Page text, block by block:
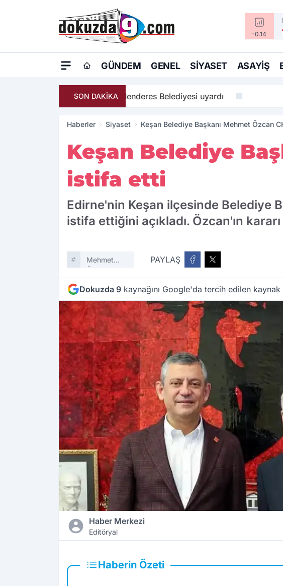
-0.14
GÜNDEM GENEL SIYASET ASAYIŞ
SON DAKİKA 17:17 Türkiye, Suudi Arabistan ve
Haberler Siyaset Keşan Belediye Başkanı Mehmet Özcan
Keşan Belediye
istifa etti
Edirne'nin Keşan ilçesinde Belediye
istifa ettiğini açıkladı. Özcan'ın
Mehmet
PAYLAŞ
Dokuzda 9 kaynağını Google'da tercih edilen
Haber Merkezi
Editöryal
Haberin Özeti